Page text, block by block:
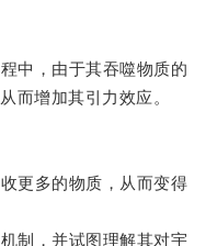
，由于其吞噬物质的
而增加其引力效应。
更多的物质，从而变得
制，并试图理解其对宇